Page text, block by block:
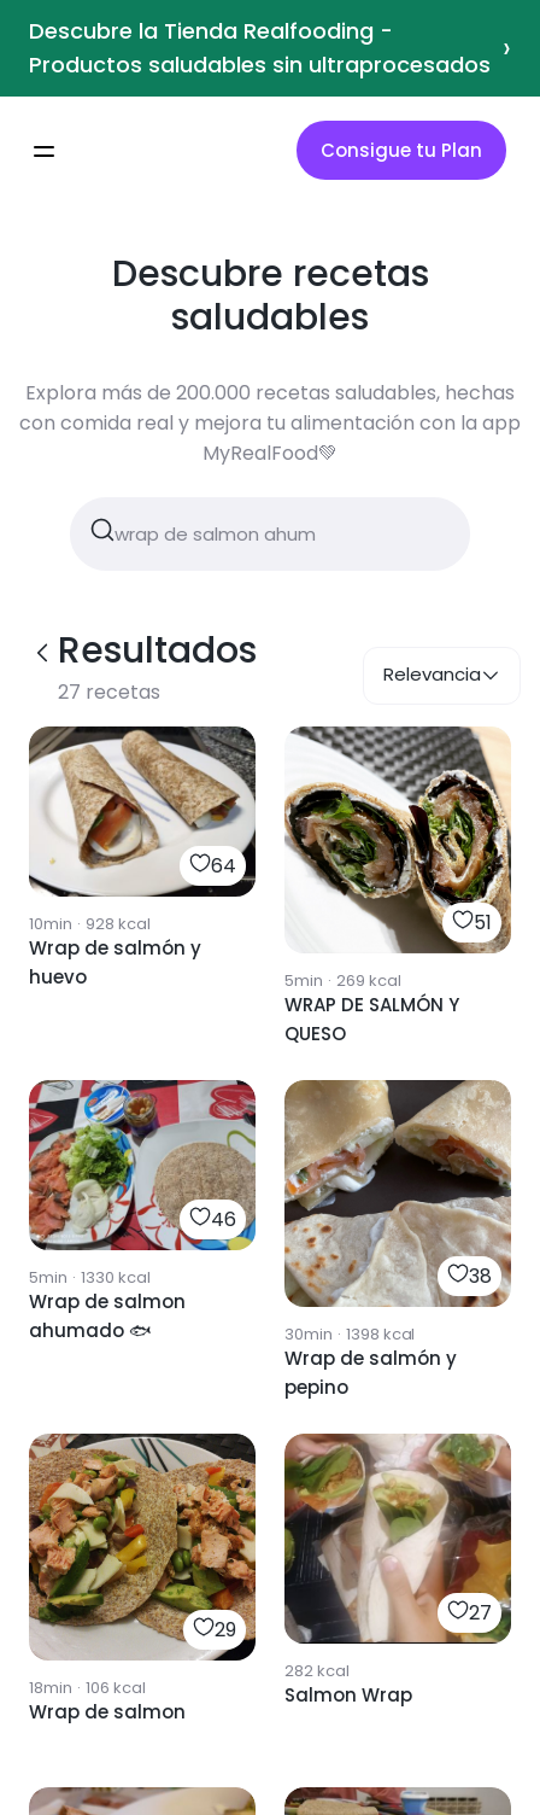
Descubre la Tienda Realfooding -
Productos saludables sin ultraprocesados ›
Consigue tu Plan
Descubre recetas
saludables
Explora más de 200.000 recetas saludables, hechas
con comida real y mejora tu alimentación con la app
MyRealFood💚
Resultados
27 recetas
Relevancia
64
10min · 928 kcal
Wrap de salmón y
huevo
51
5min · 269 kcal
WRAP DE SALMÓN Y
QUESO
46
5min · 1330 kcal
Wrap de salmon
ahumado 🐟
38
30min · 1398 kcal
Wrap de salmón y
pepino
29
18min · 106 kcal
Wrap de salmon
27
282kcal
Salmon Wrap